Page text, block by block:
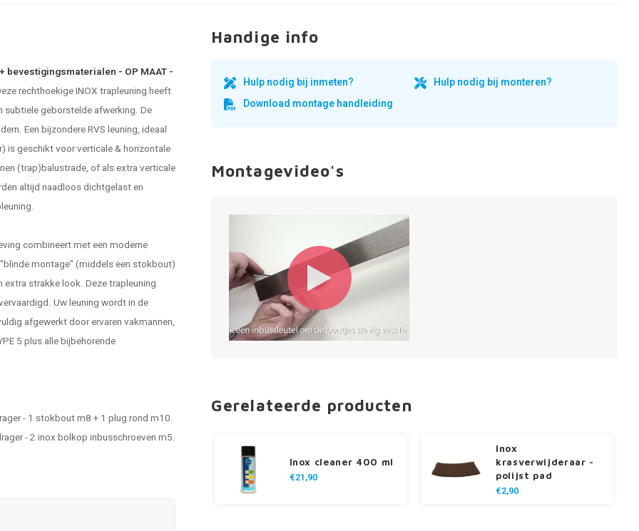
bevestigingsmaterialen - OP MAAT -
rechthoekigeINOX trapleuning heeft
subtiele geborstelde afwerking. De
Een bijzondere RVS leuning, ideaal
is geschikt voor verticale & horizontale
(trap)balustrade, of als extra verticale
altijd naadloos dichtgelast en
combineert met een moderne
montage" (middels een stokbout)
strakke look. Deze trapleuning
Uw leuning wordt in de
afgewerkt door ervaren vakmannen,
5 plus alle bijbehorende
- 1 stokbout m8 + 1 plug rond m10.
- 2 inox bolkop inbusschroeven m5.
Handige info
Hulp nodig bij inmeten?
Hulp nodig bij monteren?
Download montage handleiding
Montagevideo's
Gerelateerde producten
Inox cleaner 400 ml
€21,90
Inox
krasverwijderaar -
polijst pad
€2,90